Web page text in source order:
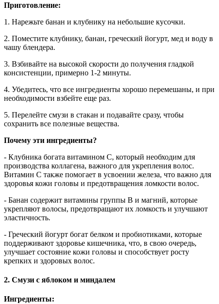
Приготовление:
1. Нарежьте банан и клубнику на небольшие кусочки.
2. Поместите клубнику, банан, греческий йогурт, мед и воду в
чашу блендера.
3. Взбивайте на высокой скорости до получения гладкой
консистенции, примерно 1-2 минуты.
4. Убедитесь, что все ингредиенты хорошо перемешаны, и при
необходимости взбейте еще раз.
5. Перелейте смузи в стакан и подавайте сразу, чтобы
сохранить все полезные вещества.
Почему эти ингредиенты?
- Клубника богата витамином C, который необходим для
производства коллагена, важного для укрепления волос.
Витамин C также помогает в усвоении железа, что важно для
здоровья кожи головы и предотвращения ломкости волос.
- Банан содержит витамины группы B и магний, которые
укрепляют волосы, предотвращают их ломкость и улучшают
эластичность.
- Греческий йогурт богат белком и пробиотиками, которые
поддерживают здоровье кишечника, что, в свою очередь,
улучшает состояние кожи головы и способствует росту
крепких и здоровых волос.
2. Смузи с яблоком и миндалем
Ингредиенты: